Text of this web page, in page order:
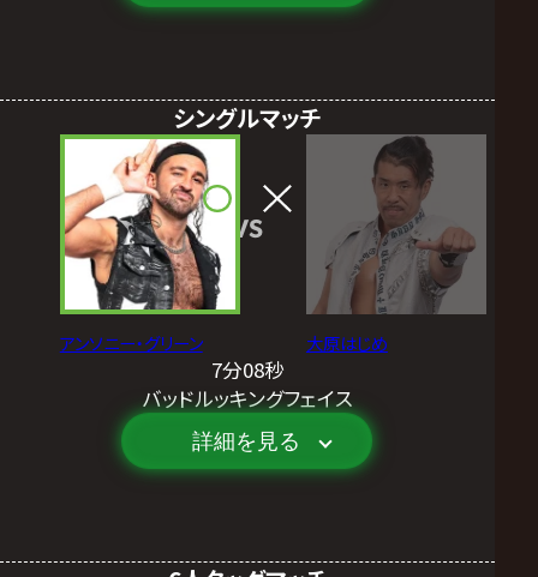
シングルマッチ
アンソニー・グリーン
VS
大原はじめ
7分08秒
バッドルッキングフェイス
詳細を見る